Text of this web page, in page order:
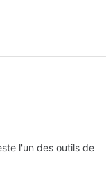
l'un des outils de